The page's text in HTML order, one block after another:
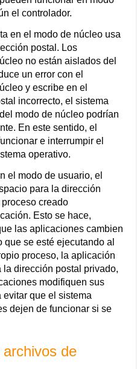
el controlador.
en el modo de núcleo usa
postal. Los
no están aislados del
un error con el
y escribe en el
incorrecto, el sistema
modo de núcleo podrían
En este sentido, el
e interrumpir el
operativo.
el modo de usuario, el
para la dirección
creado
Esto se hace,
las aplicaciones cambien
se esté ejecutando al
proceso, la aplicación
dirección postal privado,
modifiquen sus
que el sistema
dejen de funcionar si se
de